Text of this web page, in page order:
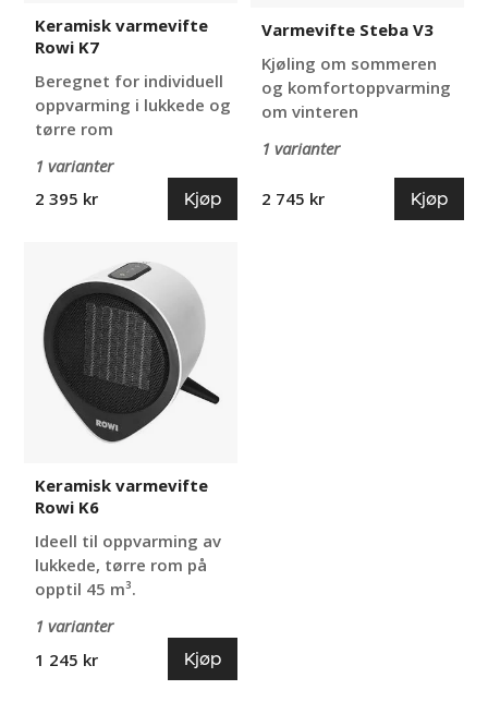
Keramisk varmevifte
Rowi K7
Beregnet for individuell
oppvarming i lukkede og
tørre rom
1 varianter
2 395 kr
Kjøp
Varmevifte Steba V3
Kjøling om sommeren
og komfortoppvarming
om vinteren
1 varianter
2 745 kr Kjøp
varmevifte
Rowi
K6
Keramisk varmevifte
Rowi K6
Ideell til oppvarming av
lukkede, tørre rom på
opptil 45 m³.
1 varianter
1 245 kr
Kjøp